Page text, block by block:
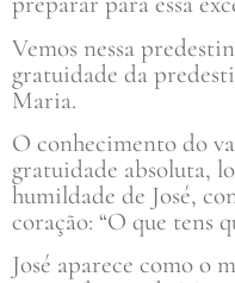
Vemos nessa
gratuidade da
Maria.
O conhecimento do
gratuidade absoluta,
humildade de José,
coração: “O que tens
José aparece como o